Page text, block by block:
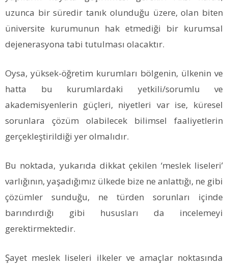
uzunca bir süredir tanık olunduğu üzere, olan biten
üniversite kurumunun hak etmediği bir kurumsal
dejenerasyona tabi tutulması olacaktır.
Oysa, yüksek-öğretim kurumları bölgenin, ülkenin ve
hatta bu kurumlardaki yetkili/sorumlu ve
akademisyenlerin güçleri, niyetleri var ise, küresel
sorunlara çözüm olabilecek bilimsel faaliyetlerin
gerçekleştirildiği yer olmalıdır.
Bu noktada, yukarıda dikkat çekilen ‘meslek liseleri’
varlığının, yaşadığımız ülkede bize ne anlattığı, ne gibi
çözümler sunduğu, ne türden sorunları içinde
barındırdığı gibi hususları da incelemeyi
gerektirmektedir.
Şayet meslek liseleri ilkeler ve amaçlar noktasında